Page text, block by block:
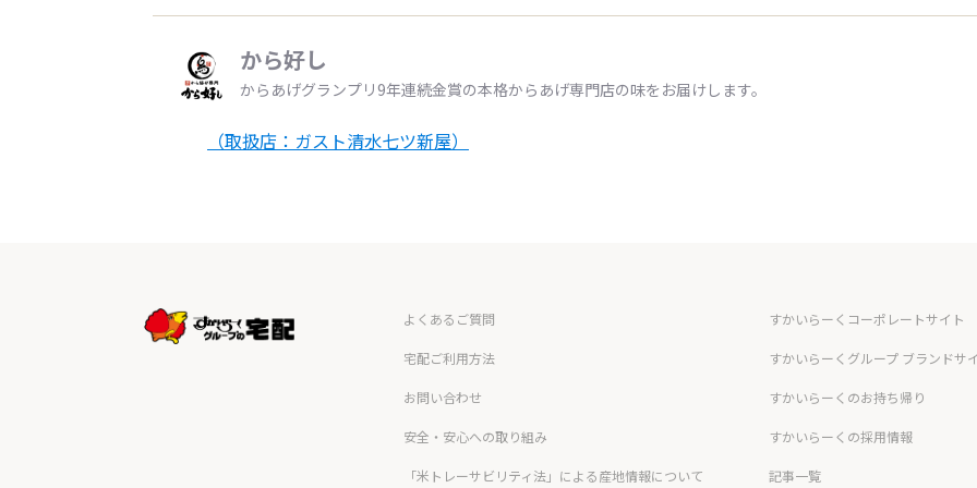
から好し
からあげグランプリ9年連続金賞の本格からあげ専門店の味をお届けします。
（取扱店：ガスト清水七ツ新屋）
よくあるご質問
宅配ご利用方法
お問い合わせ
安全・安心への取り組み
「米トレーサビリティ法」による産地情報について
すかいらーくコーポレートサイト
すかいらーくグループ ブランドサ
すかいらーくのお持ち帰り
すかいらーくの採用情報
記事一覧